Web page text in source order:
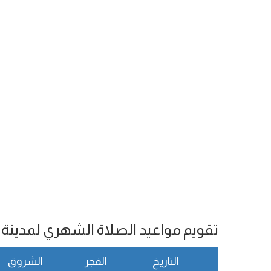
تقويم مواعيد الصلاة الشهري لمدينة
التاريخ الفجر الشروق